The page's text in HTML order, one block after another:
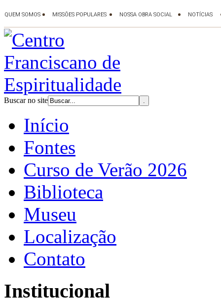
Buscar no site
Início
Fontes
Curso de Verão 2026
Biblioteca
Museu
Localização
Contato
Institucional